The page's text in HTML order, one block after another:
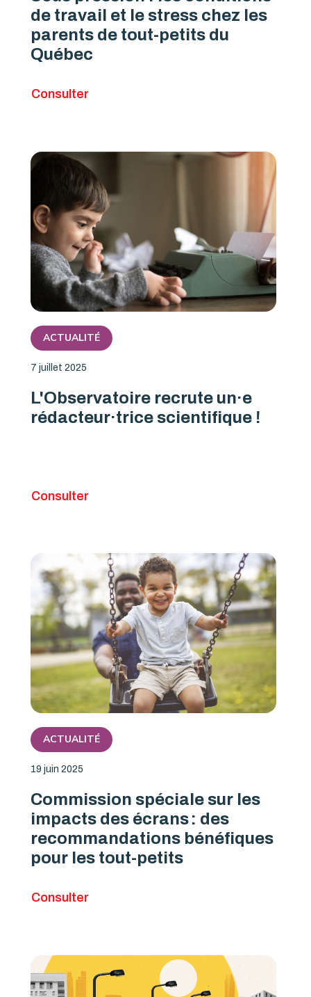
de travail et le stress chez les
parents de tout-petits du
Québec
Consulter
ACTUALITÉ
7 juillet 2025
L'Observatoire recrute un·e
rédacteur·trice scientifique !
Consulter
ACTUALITÉ
19 juin 2025
Commission spéciale sur les
impacts des écrans : des
recommandations bénéfiques
pour les tout-petits
Consulter